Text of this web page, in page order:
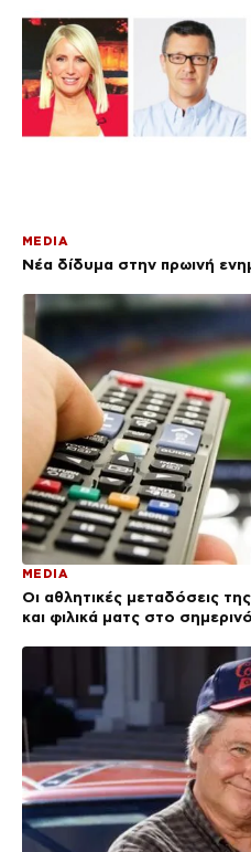
MEDIA
Νέα δίδυμα στην πρωινή
MEDIA
Οι αθλητικές μεταδόσεις
και φιλικά ματς στο